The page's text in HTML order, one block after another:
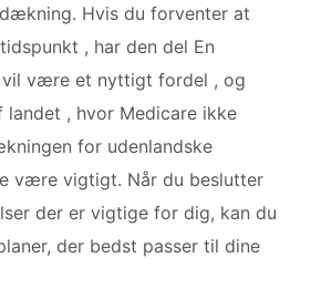
Hvis du forventer at
, har den del En
være et nyttigt fordel , og
landet , hvor Medicare ikke
for udenlandske
være vigtigt. Når du beslutter
der er vigtige for dig, kan du
der bedst passer til dine